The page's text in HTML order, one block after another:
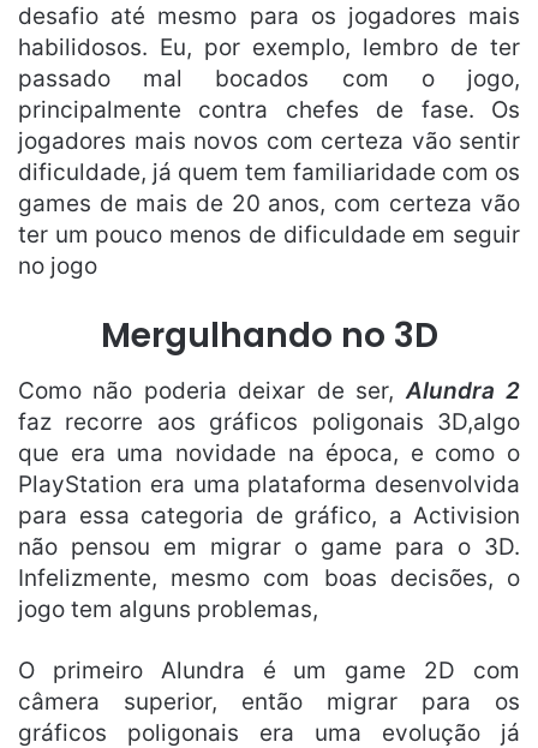
desafio até mesmo para os jogadores mais
habilidosos. Eu, por exemplo, lembro de ter
passado mal bocados com o jogo,
principalmente contra chefes de fase. Os
jogadores mais novos com certeza vão sentir
dificuldade, já quem tem familiaridade com os
games de mais de 20 anos, com certeza vão
ter um pouco menos de dificuldade em seguir
no jogo
Mergulhando no 3D
Como não poderia deixar de ser,Alundra 2
faz recorre aos gráficos poligonais 3D,algo
que era uma novidade na época, e como o
PlayStation era uma plataforma desenvolvida
para essa categoria de gráfico, a Activision
não pensou em migrar o game para o 3D.
Infelizmente, mesmo com boas decisões, o
jogo tem alguns problemas,
O primeiro Alundra é um game 2D com
câmera superior, então migrar para os
gráficos poligonais era uma evolução já